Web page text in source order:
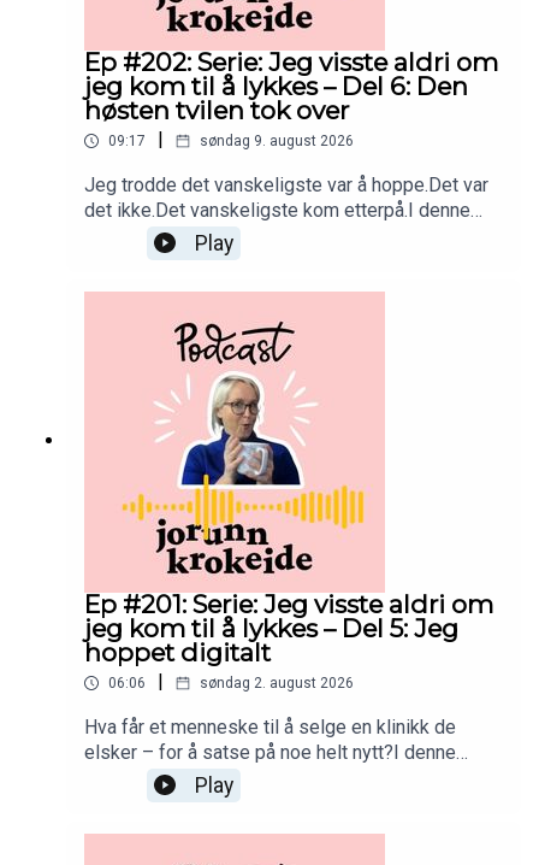
Her er organisasjoner jeg støtter for øyeblikket.
https://www.kiva.org/
Ep #202: Serie: Jeg visste aldri om
jeg kom til å lykkes – Del 6: Den
høsten tvilen tok over
09:17 | søndag 9. august 2026
Jeg trodde det vanskeligste var å hoppe.Det var
det ikke.Det vanskeligste kom etterpå.I denne
episoden forteller jeg om den første høsten etter
at jeg satset på nettkurs.Omsetningen var
lav.Tvilen var høy.Og jeg begynte å lure på om jeg
ser tilbake i dag, var det likevel denne høsten
som lærte meg noe av det viktigste jeg noen
gang har lært.Tankene mine betydde alt!!!God
lytting! 💛
Play
Ep #201: Serie: Jeg visste aldri om
jeg kom til å lykkes – Del 5: Jeg
hoppet digitalt
06:06 | søndag 2. august 2026
Hva får et menneske til å selge en klinikk de
elsker – for å satse på noe helt nytt?I denne
episoden forteller jeg om da jeg tok kanskje det
største spranget i arbeidslivet mitt.Jeg hadde
bygget opp en klinikk jeg var utrolig glad i.Likevel
Play